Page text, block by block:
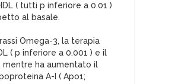
( tutti p inferiore a 0.01 )
al basale.
Omega-3, la terapia
( p inferiore a 0.001 ) e il
mentre ha aumentato il
A-I ( Apo1;